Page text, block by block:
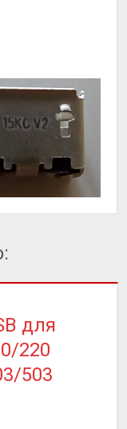
для
220
503